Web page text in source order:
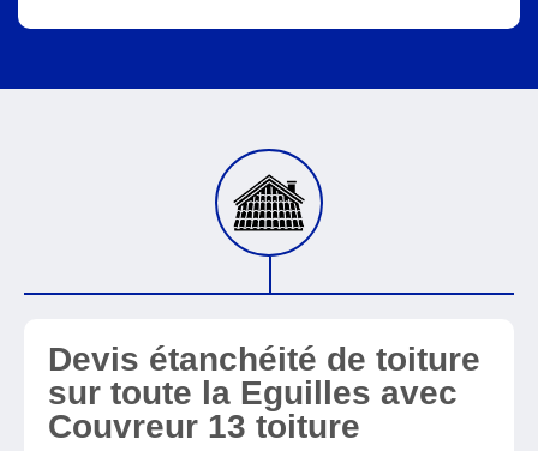
Devis étanchéité de toiture
sur toute la Eguilles avec
Couvreur 13 toiture